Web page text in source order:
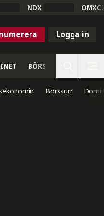
NDX
Logga in
BÖRS
Börssurr